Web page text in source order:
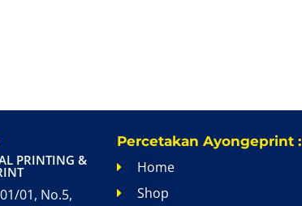
PRINTING &
01, No.5,
Percetakan Ayongeprint :
Home
Shop